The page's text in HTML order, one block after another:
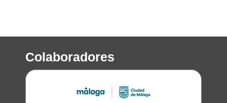
Colaboradores